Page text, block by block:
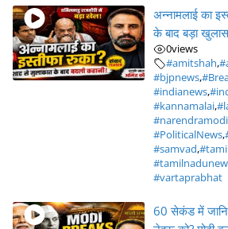
अन्नामलाई का
के बाद बड़ा
0views
#amitshah,
#bjpnews,
#indianews,
#kannamalai,
#narendramodi
#PoliticalNews,
#samvad,
#vartaprabhat
60 सेकंड में